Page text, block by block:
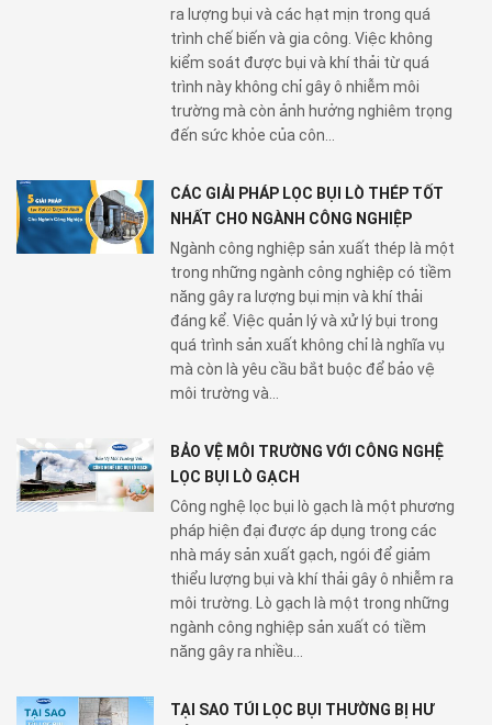
ra lượng bụi và các hạt mịn trong quá
trình chế biến và gia công. Việc không
kiểm soát được bụi và khí thải từ quá
trình này không chỉ gây ô nhiễm môi
trường mà còn ảnh hưởng nghiêm trọng
đến sức khỏe của côn...
CÁC GIẢI PHÁP LỌC BỤI LÒ THÉP TỐT
NHẤT CHO NGÀNH CÔNG NGHIỆP
Ngành công nghiệp sản xuất thép là một
trong những ngành công nghiệp có tiềm
năng gây ra lượng bụi mịn và khí thải
đáng kể. Việc quản lý và xử lý bụi trong
quá trình sản xuất không chỉ là nghĩa vụ
mà còn là yêu cầu bắt buộc để bảo vệ
môi trường và...
BẢO VỆ MÔI TRƯỜNG VỚI CÔNG NGHỆ
LỌC BỤI LÒ GẠCH
Công nghệ lọc bụi lò gạch là một phương
pháp hiện đại được áp dụng trong các
nhà máy sản xuất gạch, ngói để giảm
thiểu lượng bụi và khí thải gây ô nhiễm ra
môi trường. Lò gạch là một trong những
ngành công nghiệp sản xuất có tiềm
năng gây ra nhiều...
TẠI SAO TÚI LỌC BỤI THƯỜNG BỊ HƯ